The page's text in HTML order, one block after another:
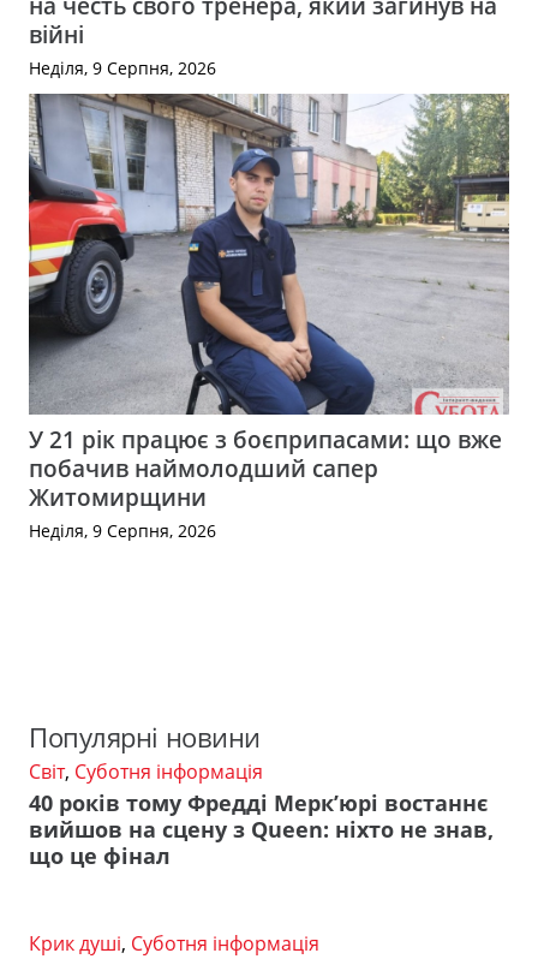
війні
Неділя, 9 Серпня, 2026
У 21 рік працює з боєприпасами: що вже
побачив наймолодший сапер
Житомирщини
Неділя, 9 Серпня, 2026
Популярні новини
Світ, Суботня інформація
40 років тому Фредді Мерк’юрі востаннє
вийшов на сцену з Queen: ніхто не знав,
що це фінал
Крик душі, Суботня інформація